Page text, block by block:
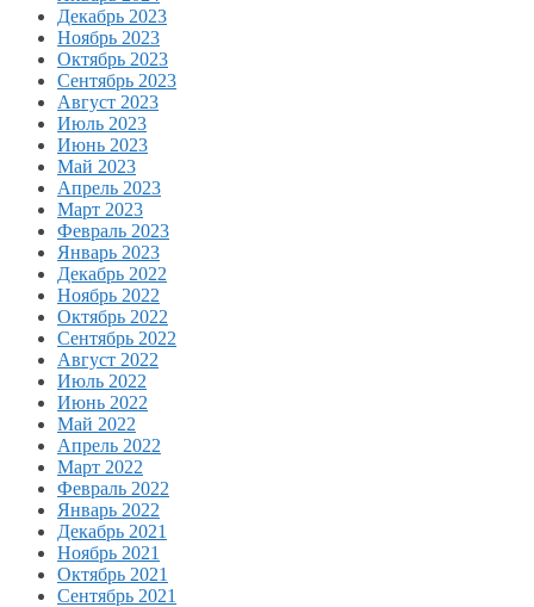
Декабрь 2023
Ноябрь 2023
Октябрь 2023
Сентябрь 2023
Август 2023
Июль 2023
Июнь 2023
Май 2023
Апрель 2023
Март 2023
Февраль 2023
Январь 2023
Декабрь 2022
Ноябрь 2022
Октябрь 2022
Сентябрь 2022
Август 2022
Июль 2022
Июнь 2022
Май 2022
Апрель 2022
Март 2022
Февраль 2022
Январь 2022
Декабрь 2021
Ноябрь 2021
Октябрь 2021
Сентябрь 2021